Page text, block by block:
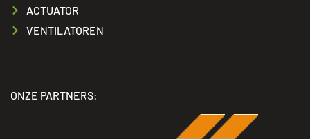
ACTUATOR
VENTILATOREN
ONZE PARTNERS: